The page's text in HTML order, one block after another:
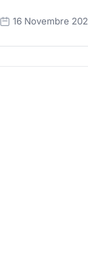
16 Novembre